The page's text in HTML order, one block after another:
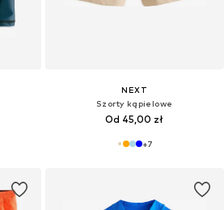
NEXT
Szorty kąpielowe
Od 45,00 zł
+7